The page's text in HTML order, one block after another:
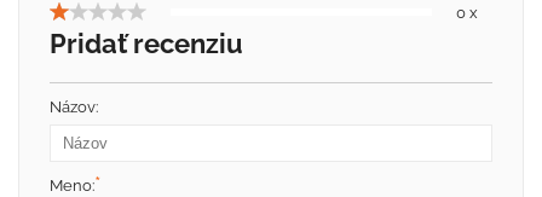
0 x
Pridať recenziu
Názov:
Meno:*